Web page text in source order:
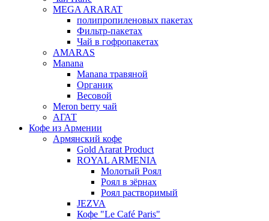
MEGA ARARAT
полипропиленовых пакетах
Фильтр-пакетах
Чай в гофропакетах
AMARAS
Manana
Manana травяной
Органик
Весовой
Meron berry чай
АГАТ
Кофе из Армении
Армянский кофе
Gold Ararat Product
ROYAL ARMENIA
Молотый Роял
Роял в зёрнах
Роял растворимый
JEZVA
Кофе "Le Café Paris"